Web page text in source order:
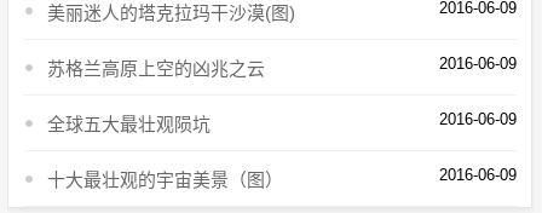
美丽迷人的塔克拉玛干沙漠(图) 2016-06-09
苏格兰高原上空的凶兆之云 2016-06-09
全球五大最壮观陨坑 2016-06-09
十大最壮观的宇宙美景（图） 2016-06-09